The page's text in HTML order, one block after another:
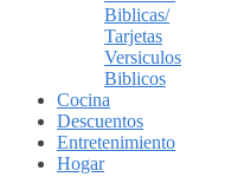
Biblicas/
Tarjetas
Versiculos
Biblicos
Cocina
Descuentos
Entretenimiento
Hogar